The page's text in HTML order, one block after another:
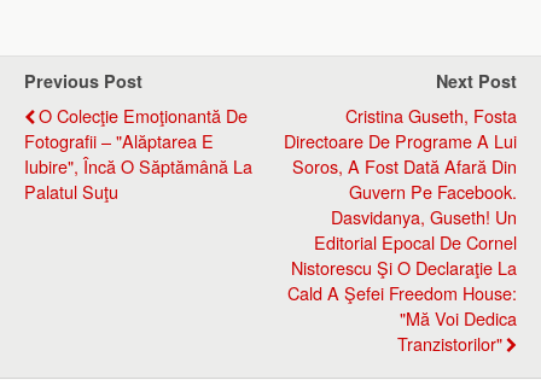
Previous Post
O Colecţie Emoţionantă De
Fotografii – "Alăptarea E
Iubire", Încă O Săptămână La
Palatul Suţu
Next Post
Cristina Guseth, Fosta
Directoare De Programe A Lui
Soros, A Fost Dată Afară Din
Guvern Pe Facebook.
Dasvidanya, Guseth! Un
Editorial Epocal De Cornel
Nistorescu Şi O Declaraţie La
Cald A Şefei Freedom House:
"Mă Voi Dedica
Tranzistorilor"